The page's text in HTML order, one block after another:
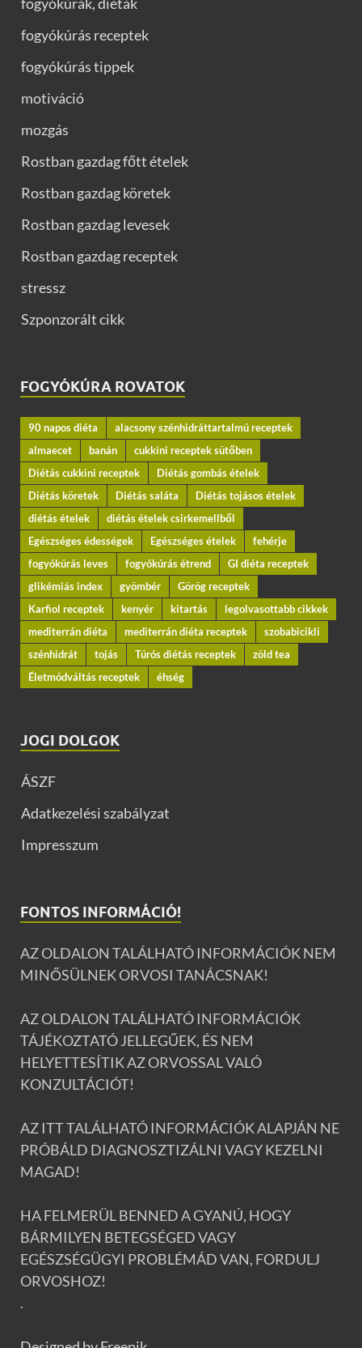
fogyókúrás receptek
fogyókúrás tippek
motiváció
mozgás
Rostban gazdag főtt ételek
Rostban gazdag köretek
Rostban gazdag levesek
Rostban gazdag receptek
stressz
Szponzorált cikk
FOGYÓKÚRA ROVATOK
90 napos diéta
alacsony szénhidráttartalmú receptek
almaecet
banán
cukkini receptek sütőben
Diétás cukkini receptek
Diétás gombás ételek
Diétás köretek
Diétás saláta
Diétás tojásos ételek
diétás ételek
diétás ételek csirkemellből
Egészséges édességek
Egészséges ételek
fehérje
fogyókúrás leves
fogyókúrás étrend
GI diéta receptek
glikémiás index
gyömbér
Görög receptek
Karfiol receptek
kenyér kitartás
legolvasottabb cikkek
mediterrán diéta
mediterrán diéta receptek
szobabicikli
szénhidrát
tojás Túrós diétás receptek
zöld tea
Életmódváltás receptek
éhség
JOGI DOLGOK
ÁSZF
Adatkezelési szabályzat
Impresszum
FONTOS INFORMÁCIÓ!
AZ OLDALON TALÁLHATÓ INFORMÁCIÓK NEM
MINŐSÜLNEK ORVOSI TANÁCSNAK!
AZ OLDALON TALÁLHATÓ INFORMÁCIÓK
TÁJÉKOZTATÓ JELLEGŰEK, ÉS NEM
HELYETTESÍTIK AZ ORVOSSAL VALÓ
KONZULTÁCIÓT!
AZ ITT TALÁLHATÓ INFORMÁCIÓK ALAPJÁN NE
PRÓBÁLD DIAGNOSZTIZÁLNI VAGY KEZELNI
MAGAD!
HA FELMERÜL BENNED A GYANÚ, HOGY
BÁRMILYEN BETEGSÉGED VAGY
EGÉSZSÉGÜGYI PROBLÉMÁD VAN, FORDULJ
ORVOSHOZ!
.